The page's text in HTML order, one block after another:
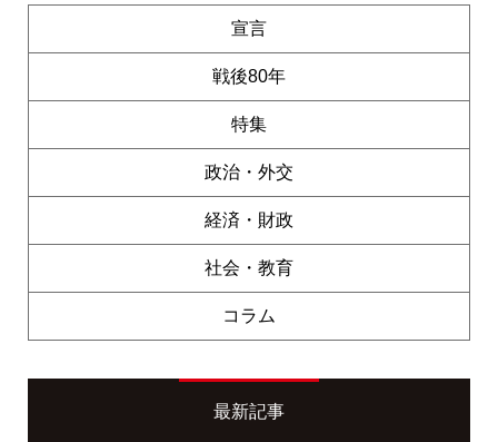
宣言
戦後80年
特集
政治・外交
経済・財政
社会・教育
コラム
最新記事